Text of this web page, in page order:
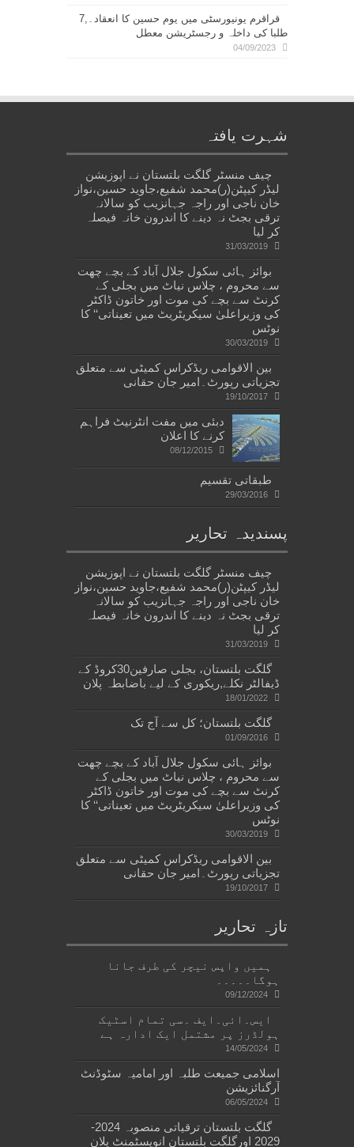
قراقرم یونیورسٹی میں یوم حسین کا انعقاد۔,7
طلبا کی داخلہ و رجسٹریشن معطل
04/09/2023
شہرت یافتہ
چیف منسٹر گلگت بلتستان نے اپوزیشن
لیڈر کیپٹن(ر)محمد شفیع،جاوید حسین،نواز
خان ناجی اور راجہ جہانزیب کو سالانہ
ترقی بجٹ نہ دینے کا اندرون خانہ فیصلہ
کر لیا
31/03/2019
بوائز ہائی سکول جلال آباد کے بچے چھت
سے محروم ، چلاس نیاٹ میں بجلی کے
کرنٹ سے بچے کی موت اور خاتون ڈاکٹر
کی وزیراعلیٰ سیکریٹریٹ میں تعیناتی‘‘ کا
نوٹس
30/03/2019
بین الاقوامی ریڈکراس کمیٹی سے متعلق
تجزیاتی رپورٹ۔امیر جان حقانی
19/10/2017
دبئی میں مفت انٹرنیٹ فراہم
کرنے کا اعلان
08/12/2015
طبقاتی تقسیم
29/03/2016
پسندیدہ تحاریر
چیف منسٹر گلگت بلتستان نے اپوزیشن
لیڈر کیپٹن(ر)محمد شفیع،جاوید حسین،نواز
خان ناجی اور راجہ جہانزیب کو سالانہ
ترقی بجٹ نہ دینے کا اندرون خانہ فیصلہ
کر لیا
31/03/2019
گلگت بلتستان، بجلی صارفین30کروڈ کے
ڈیفالٹر نکلے,ریکوری کے لیے باضابطہ پلان
18/01/2022
گلگت بلتستان؛ کل سے آج تک
01/09/2016
بوائز ہائی سکول جلال آباد کے بچے چھت
سے محروم ، چلاس نیاٹ میں بجلی کے
کرنٹ سے بچے کی موت اور خاتون ڈاکٹر
کی وزیراعلیٰ سیکریٹریٹ میں تعیناتی‘‘ کا
نوٹس
30/03/2019
بین الاقوامی ریڈکراس کمیٹی سے متعلق
تجزیاتی رپورٹ۔امیر جان حقانی
19/10/2017
تازہ تحاریر
ہمیں واپس نیچر کی طرف جانا
ہوگا۔۔۔۔۔
09/12/2024
ایس۔ائی۔ایف ۔سی تمام اسٹیک
ہولڈرز پر مشتمل ایک ادارہ ہے
14/05/2024
اسلامی جمیعت طلبہ اور امامیہ سٹوڈنٹ
آرگنائزیشن
06/05/2024
گلگت بلتستان ترقیاتی منصوبہ 2024-
2029 اورگلگت بلتستان انویسٹمنٹ پلان